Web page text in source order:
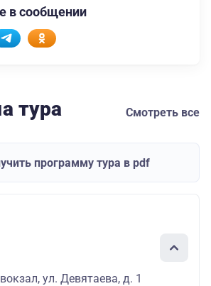
в сообщении
тура Смотреть все
программу тура в pdf
ул. Девятаева, д. 1